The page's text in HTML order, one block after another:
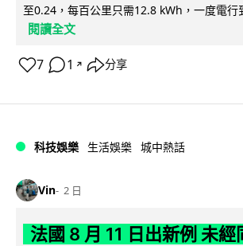
至0.24，每百公里只需12.8 kWh，一度電行
閱讀全文
7 1 ↗ 分享
科技娛樂 生活娛樂 城中熱話
Vin 2 日
法國 8 月 11 日出新例 未經